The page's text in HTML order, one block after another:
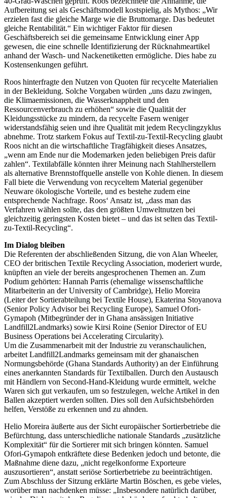
Aufbereitung sei als Geschäftsmodell kostspielig, als Mythos: „Wir
erzielen fast die gleiche Marge wie die Bruttomarge. Das bedeutet
gleiche Rentabilität.“ Ein wichtiger Faktor für diesen
Geschäftsbereich sei die gemeinsame Entwicklung einer App
gewesen, die eine schnelle Identifizierung der Rücknahmeartikel
anhand der Wasch- und Nackenetiketten ermögliche. Dies habe zu
Kostensenkungen geführt.
Roos hinterfragte den Nutzen von Quoten für recycelte Materialien
in der Bekleidung. Solche Vorgaben würden „uns dazu zwingen,
die Klimaemissionen, die Wasserknappheit und den
Ressourcenverbrauch zu erhöhen“ sowie die Qualität der
Kleidungsstücke zu mindern, da recycelte Fasern weniger
widerstandsfähig seien und ihre Qualität mit jedem Recyclingzyklus
abnehme. Trotz starkem Fokus auf Textil-zu-Textil-Recycling glaubt
Roos nicht an die wirtschaftliche Tragfähigkeit dieses Ansatzes,
„wenn am Ende nur die Modemarken jeden beliebigen Preis dafür
zahlen“. Textilabfälle könnten ihrer Meinung nach Stahlherstellern
als alternative Brennstoffquelle anstelle von Kohle dienen. In diesem
Fall biete die Verwendung von recyceltem Material gegenüber
Neuware ökologische Vorteile, und es bestehe zudem eine
entsprechende Nachfrage. Roos‘ Ansatz ist, „dass man das
Verfahren wählen sollte, das den größten Umweltnutzen bei
gleichzeitig geringsten Kosten bietet – und das ist selten das Textil-
zu-Textil-Recycling“.
Im Dialog bleiben
Die Referenten der abschließenden Sitzung, die von Alan Wheeler,
CEO der britischen Textile Recycling Association, moderiert wurde,
knüpften an viele der bereits angesprochenen Themen an. Zum
Podium gehörten: Hannah Parris (ehemalige wissenschaftliche
Mitarbeiterin an der University of Cambridge), Helio Moreira
(Leiter der Sortierabteilung bei Textile House), Ekaterina Stoyanova
(Senior Policy Advisor bei Recycling Europe), Samuel Ofori-
Gymapoh (Mitbegründer der in Ghana ansässigen Initiative
Landfill2Landmarks) sowie Kirsi Roine (Senior Director of EU
Business Operations bei Accelerating Circularity).
Um die Zusammenarbeit mit der Industrie zu veranschaulichen,
arbeitet Landfill2Landmarks gemeinsam mit der ghanaischen
Normungsbehörde (Ghana Standards Authority) an der Einführung
eines anerkannten Standards für Textilballen. Durch den Austausch
mit Händlern von Second-Hand-Kleidung wurde ermittelt, welche
Waren sich gut verkaufen, um so festzulegen, welche Artikel in den
Ballen akzeptiert werden sollten. Dies soll den Aufsichtsbehörden
helfen, Verstöße zu erkennen und zu ahnden.
Helio Moreira äußerte aus der Sicht europäischer Sortierbetriebe die
Befürchtung, dass unterschiedliche nationale Standards „zusätzliche
Komplexität“ für die Sortierer mit sich bringen könnten. Samuel
Ofori-Gymapoh entkräftete diese Bedenken jedoch und betonte, die
Maßnahme diene dazu, „nicht regelkonforme Exporteure
auszusortieren“, anstatt seriöse Sortierbetriebe zu beeinträchtigen.
Zum Abschluss der Sitzung erklärte Martin Böschen, es gebe vieles,
worüber man nachdenken müsse: „Insbesondere natürlich darüber,